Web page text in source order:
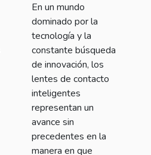
En un mundo
dominado por la
tecnología y la
constante búsqueda
de innovación, los
lentes de contacto
inteligentes
representan un
avance sin
precedentes en la
manera en que